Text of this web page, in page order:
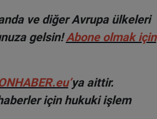
ve diğer Avrupa ülkeleri
gelsin!Abone olmak için
’ya aittir.
için hukuki işlem